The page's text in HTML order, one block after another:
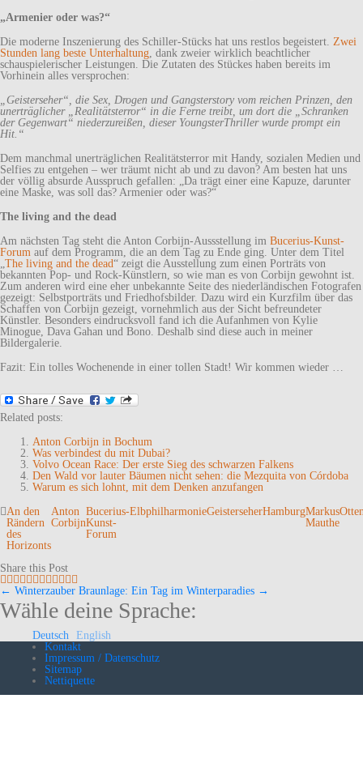
„Armenier oder was?“
Die moderne Inszenierung des Schiller-Stücks hat uns restlos begeistert. Zwei
Stunden lang beste Unterhaltung, dank zweier wirklich beachtlicher
schauspielerischer Leistungen. Die Zutaten des Stückes haben bereits im
Vorhinein alles versprochen:
„Geisterseher“, die Sex­, Drogen­ und Gangsterstory vom reichen Prinzen, den
unerträglicher „Realitätsterror“ in die Ferne treibt, um dort die „Schranken
der Gegenwart“ niederzureißen, dieser Youngster­Thriller wurde prompt ein
Hit.“
Dem manchmal unerträglichen Realitätsterror mit Handy, sozialen Medien und
Selfies zu entgehen – wer träumt nicht ab und zu davon? Am besten hat uns
der völlig absurde Ausspruch gefallen: „Da trägt einer eine Kapuze, darunter
eine Maske, was soll das? Armenier oder was?“
The living and the dead
Am nächsten Tag steht die Anton Corbijn-Aussstellung im Bucerius-Kunst-
Forum auf dem Programm, die an dem Tag zu Ende ging. Unter dem Titel
„The living and the dead“ zeigt die Ausstellung zum einen Porträts von
bekannten Pop- und Rock-Künstlern, so wie man es von Corbijn gewohnt ist.
Zum anderen wird eine eher unbekannte Seite des niederländischen Fotografen
gezeigt: Selbstporträts und Friedhofsbilder. Dazu wird ein Kurzfilm über das
Schaffen von Corbijn gezeigt, vornehmlich aus der Sicht befreundeter
Künstler. Besonders eindrucksvoll fand ich die Aufanhmen von Kylie
Minogue, Dava Gahan und Bono. Deshalb sind diese auch in meiner
Bildergalerie.
Fazit: Ein tolles Wochenende in einer tollen Stadt! Wir kommen wieder …
Related posts:
Anton Corbijn in Bochum
Was verbindest du mit Dubai?
Volvo Ocean Race: Der erste Sieg des schwarzen Falkens
Den Wald vor lauter Bäumen nicht sehen: die Mezquita von Córdoba
Warum es sich lohnt, mit dem Denken anzufangen
An den
Rändern
des
Horizonts
Anton
Corbijn
Bucerius-
Kunst-
Forum
ElbphilharmonieGeisterseherHamburgMarkus
Mauthe
Share this Post
Navigation
(Beiträge)
← Winterzauber Braunlage: Ein Tag im Winterparadies →
Wähle deine Sprache:
Deutsch English
Kontakt
Impressum / Datenschutz
Sitemap
Nettiquette